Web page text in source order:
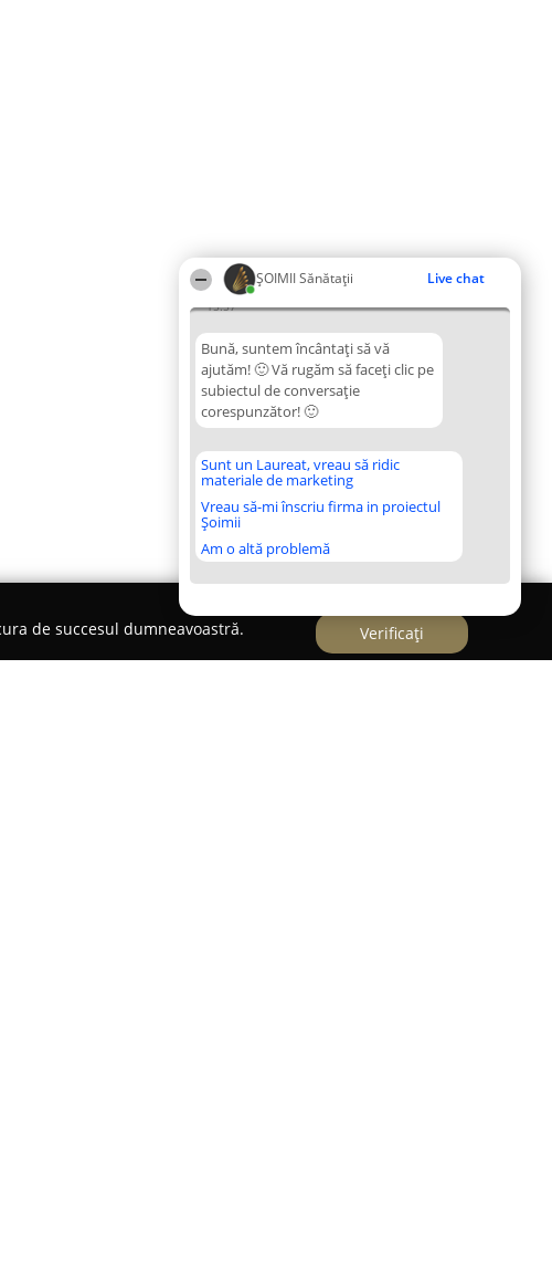
ŞOIMII Sănătații Live chat
15:57
Bună, suntem încântați să vă
ajutăm! 🙂 Vă rugăm să faceți clic pe
subiectul de conversație
corespunzător! 🙂
Sunt un Laureat, vreau să ridic
materiale de marketing
Vreau să-mi înscriu firma in proiectul
Șoimii
Am o altă problemă
de succesul dumneavoastră.
Verificați